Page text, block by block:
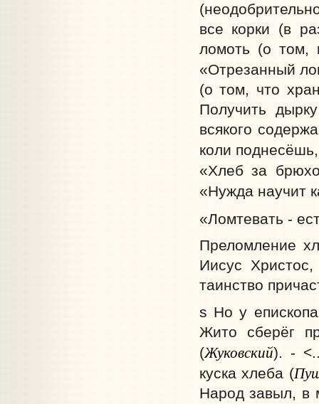
все корки (в
ломоть (о том,
«Отрезанный
(о том, что
Получить
всякого
коли
«Хлеб за
«Нужда научит
«Ломтевать -
Преломление
Иисус
таинство
s Но у
Жито сберёг
(Жуковский). -
куска хлеба (
Народ завыл, в